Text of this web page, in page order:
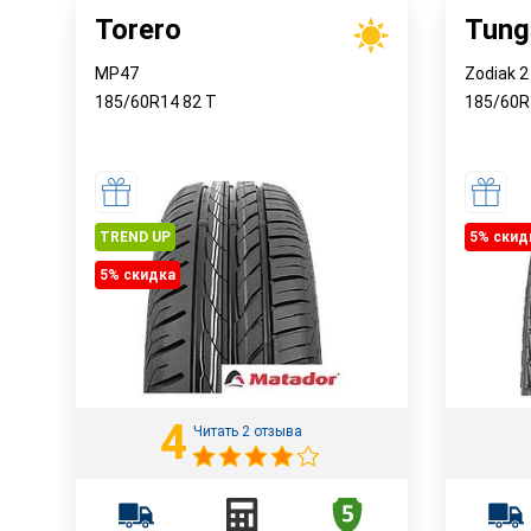
Torero
MP47
185/60R1482 T
TREND UP
5% cкидка
4 Читать 2 отзыва
Zodiak 2
185/
5%